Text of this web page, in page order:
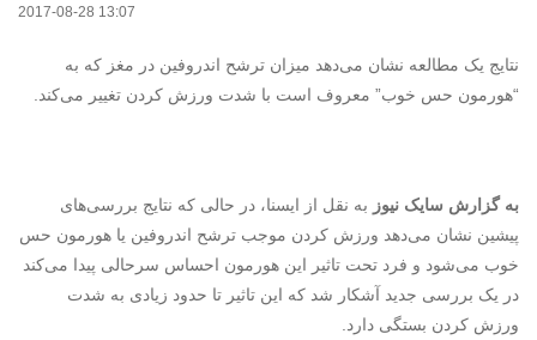
2017-08-28 13:07
نتایج یک مطالعه نشان می‌دهد میزان ترشح اندروفین در مغز که به
“هورمون حس خوب” معروف است با شدت ورزش کردن تغییر می‌کند.
به گزارش سایک نیوز به نقل از ایسنا، در حالی که نتایج بررسی‌های
پیشین نشان می‌دهد ورزش کردن موجب ترشح اندروفین یا هورمون حس
خوب می‌شود و فرد تحت تاثیر این هورمون احساس سرحالی پیدا می‌کند
در یک بررسی جدید آشکار شد که این تاثیر تا حدود زیادی به شدت
ورزش کردن بستگی دارد.